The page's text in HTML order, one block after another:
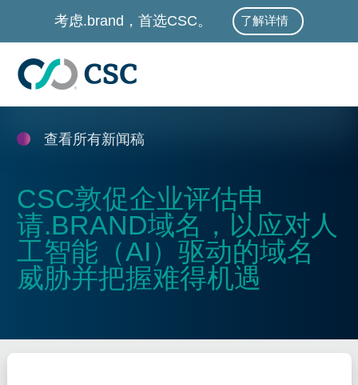
跳至主要内容
考虑.brand，首选CSC。 了解详情
查看所有新闻稿
CSC敦促企业评估申
请.BRAND域名，以应对人
工智能（AI）驱动的域名
威胁并把握难得机遇